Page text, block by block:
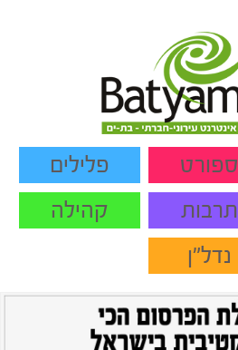
ספורט
פלילים
תרבות
קהילה
נדל"ן